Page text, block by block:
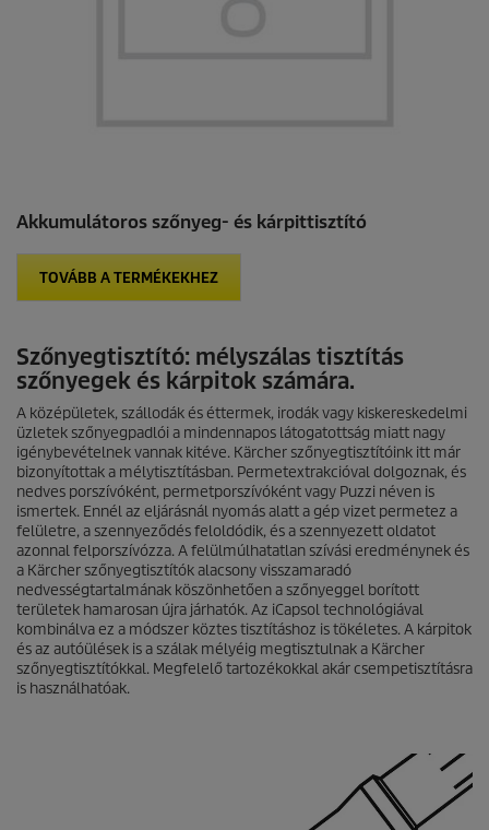
Akkumulátoros szőnyeg- és kárpittisztító
TOVÁBB A TERMÉKEKHEZ
Szőnyegtisztító: mélyszálas tisztítás
szőnyegek és kárpitok számára.
A középületek, szállodák és éttermek, irodák vagy kiskereskedelmi
üzletek szőnyegpadlói a mindennapos látogatottság miatt nagy
igénybevételnek vannak kitéve. Kärcher szőnyegtisztítóink itt már
bizonyítottak a mélytisztításban. Permetextrakcióval dolgoznak, és
nedves porszívóként, permetporszívóként vagy Puzzi néven is
ismertek. Ennél az eljárásnál nyomás alatt a gép vizet permetez a
felületre, a szennyeződés feloldódik, és a szennyezett oldatot
azonnal felporszívózza. A felülmúlhatatlan szívási eredménynek és
a Kärcher szőnyegtisztítók alacsony visszamaradó
nedvességtartalmának köszönhetően a szőnyeggel borított
területek hamarosan újra járhatók. Az iCapsol technológiával
kombinálva ez a módszer köztes tisztításhoz is tökéletes. A kárpitok
és az autóülések is a szálak mélyéig megtisztulnak a Kärcher
szőnyegtisztítókkal. Megfelelő tartozékokkal akár csempetisztításra
is használhatóak.